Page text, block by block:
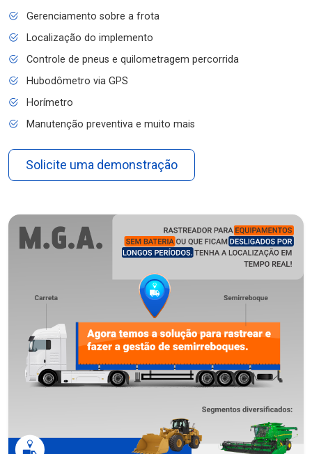
Gerenciamento sobre a frota
Localização do implemento
Controle de pneus e quilometragem percorrida
Hubodômetro via GPS
Horímetro
Manutenção preventiva e muito mais
Solicite uma demonstração